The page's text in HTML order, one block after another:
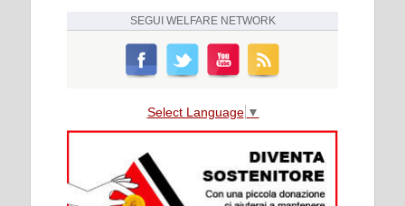
SEGUI WELFARE NETWORK
Select Language ▼